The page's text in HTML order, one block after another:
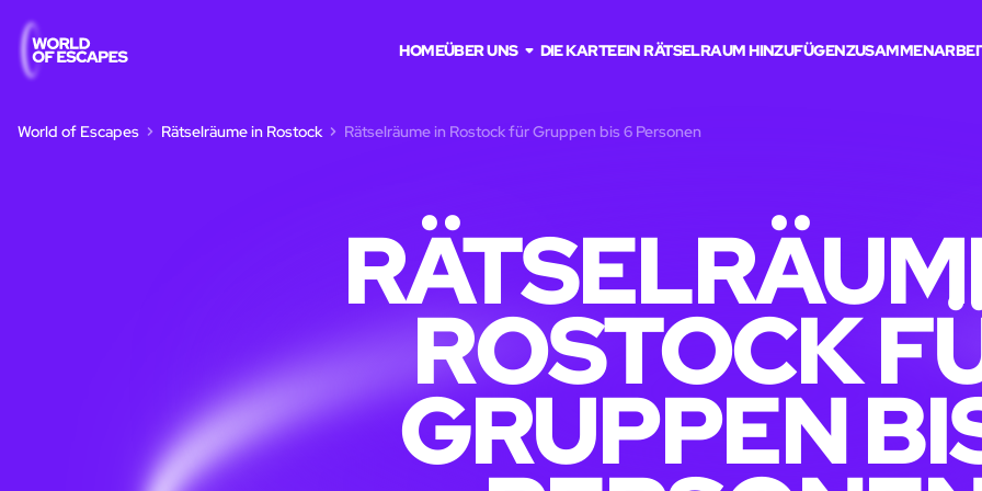
HOMEÜBER UNS DIE KARTEEIN RÄTSELRAUM HINZUFÜGEN
World of Escapes Rätselräume in Rostock Rätselräume in Rostock für Gruppen bis 6 Personen
ROSTOCK
GRUPPEN